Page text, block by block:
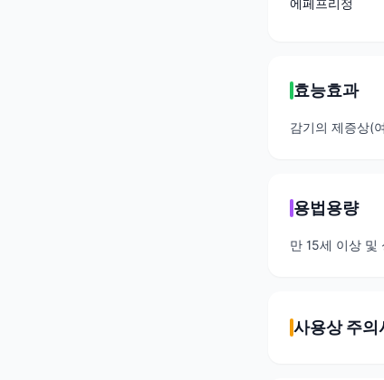
에페프리정
효능효과
감기의 제증상(
용법용량
만 15세 이상 및
사용상 주의